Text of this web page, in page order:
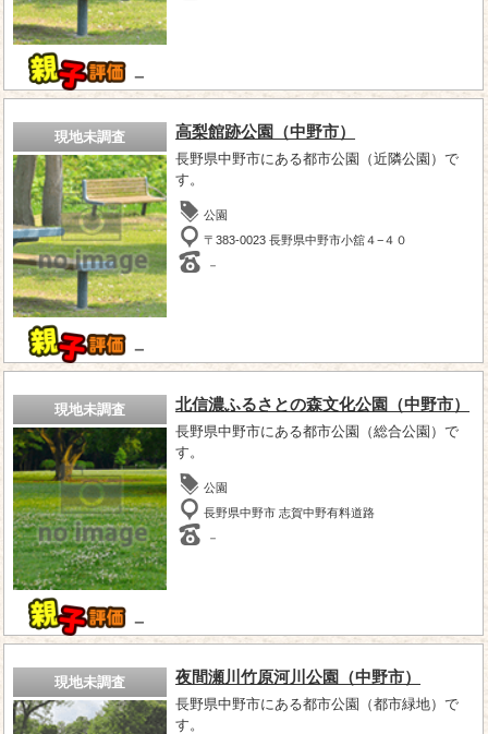
－
現地未調査
－
高梨館跡公園（中野市）
長野県中野市にある都市公園（近隣公園）で
す。
公園
〒383-0023 長野県中野市小舘４−４０
－
現地未調査
－
北信濃ふるさとの森文化公園（中野市）
長野県中野市にある都市公園（総合公園）で
す。
公園
長野県中野市 志賀中野有料道路
－
現地未調査 夜間瀬川竹原河川公園（中野市）
長野県中野市にある都市公園（都市緑地）で
す。